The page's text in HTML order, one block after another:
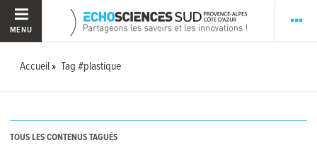
MENU
Accueil Tag #plastique
TOUS LES CONTENUS TAGUÉS